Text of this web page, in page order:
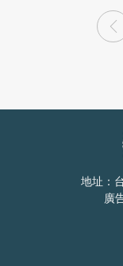
屬的內疚、如何面對
這是每個人與生俱來
地址：
廣